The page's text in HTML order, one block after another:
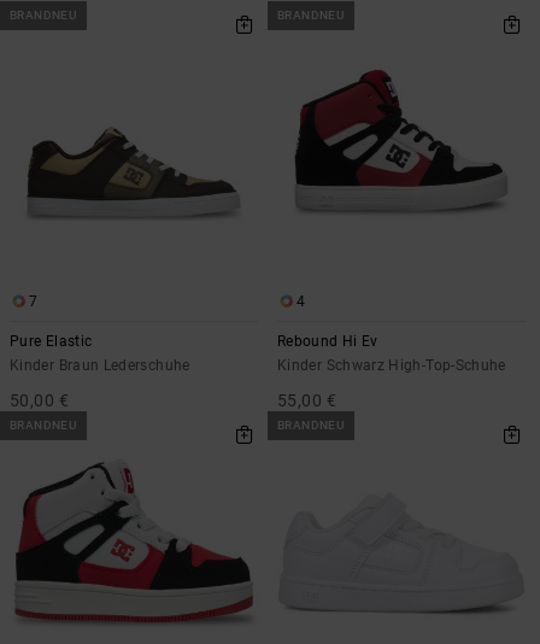
BRANDNEU
7
Pure Elastic
Kinder Braun Lederschuhe
50,00 €
BRANDNEU
4
Rebound Hi Ev
Kinder Schwarz High-Top-Schuhe
55,00 €
BRANDNEU BRANDNEU